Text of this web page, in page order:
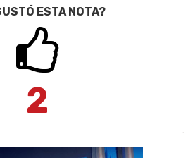
ESTA NOTA?
2